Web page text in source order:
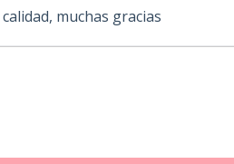
muchas gracias